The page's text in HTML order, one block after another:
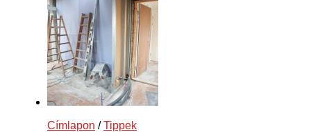
Címlapon /Tippek